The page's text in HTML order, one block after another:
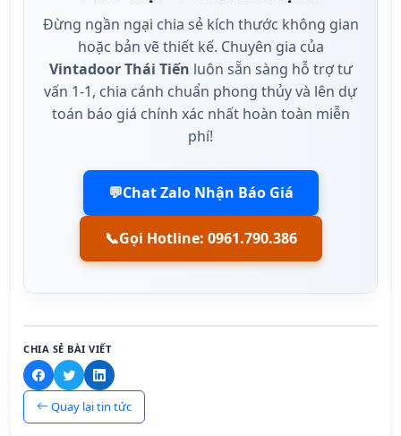
Đừng ngần ngại chia sẻ kích thước không gian
hoặc bản vẽ thiết kế. Chuyên gia của
Vintadoor Thái Tiến luôn sẵn sàng hỗ trợ tư
vấn 1-1, chia cánh chuẩn phong thủy và lên dự
toán báo giá chính xác nhất hoàn toàn miễn
phí!
💬Chat Zalo Nhận Báo Giá
📞Gọi Hotline: 0961.790.386
CHIA SẺ BÀI VIẾT
Quay lại tin tức